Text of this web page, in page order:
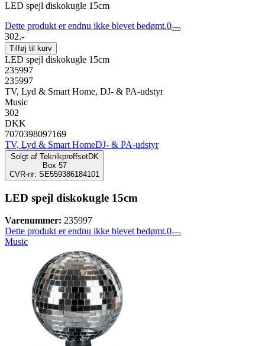
LED spejl diskokugle 15cm
Dette produkt er endnu ikke blevet bedømt.0
302.-
Tilføj til kurv
LED spejl diskokugle 15cm
235997
235997
TV, Lyd & Smart Home, DJ- & PA-udstyr
Music
302
DKK
7070398097169
TV, Lyd & Smart HomeDJ- & PA-udstyr
Solgt af TeknikproffsetDK
Box 57
CVR-nr: SE559386184101
LED spejl diskokugle 15cm
Varenummer: 235997
Dette produkt er endnu ikke blevet bedømt.0
Music